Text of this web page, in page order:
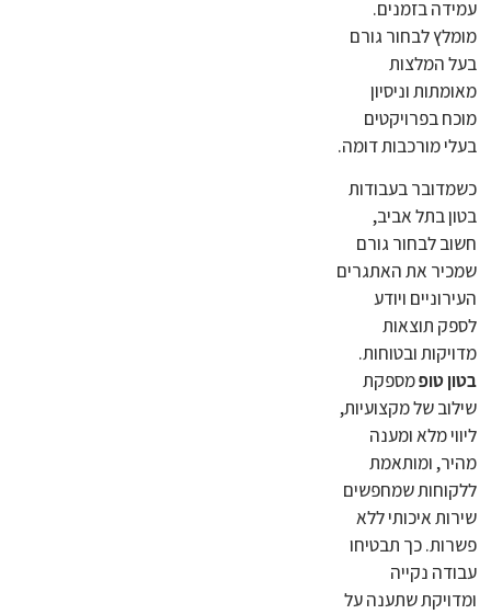
עמידה בזמנים.
מומלץ לבחור גורם
בעל המלצות
מאומתות וניסיון
מוכח בפרויקטים
בעלי מורכבות דומה.
כשמדובר בעבודות
בטון בתל אביב,
חשוב לבחור גורם
שמכיר את האתגרים
העירוניים ויודע
לספק תוצאות
מדויקות ובטוחות.
בטון טופמספקת
שילוב של מקצועיות,
ליווי מלא ומענה
מהיר, ומותאמת
ללקוחות שמחפשים
שירות איכותי ללא
פשרות. כך תבטיחו
עבודה נקייה
ומדויקת שתענה על